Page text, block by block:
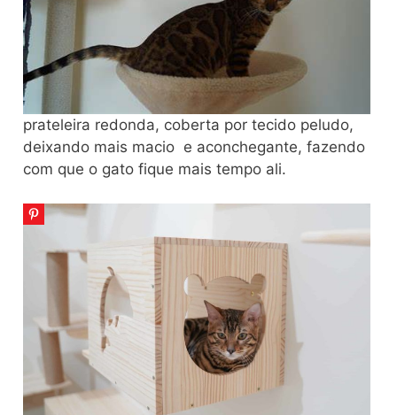
prateleira redonda, coberta por tecido peludo,
deixando mais macio e aconchegante, fazendo
com que o gato fique mais tempo ali.